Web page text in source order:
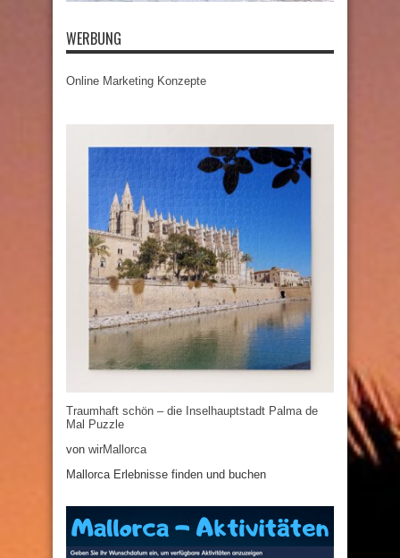
WERBUNG
Online Marketing Konzepte
Traumhaft schön – die Inselhauptstadt Palma de
Mal Puzzle
von wirMallorca
Mallorca Erlebnisse finden und buchen